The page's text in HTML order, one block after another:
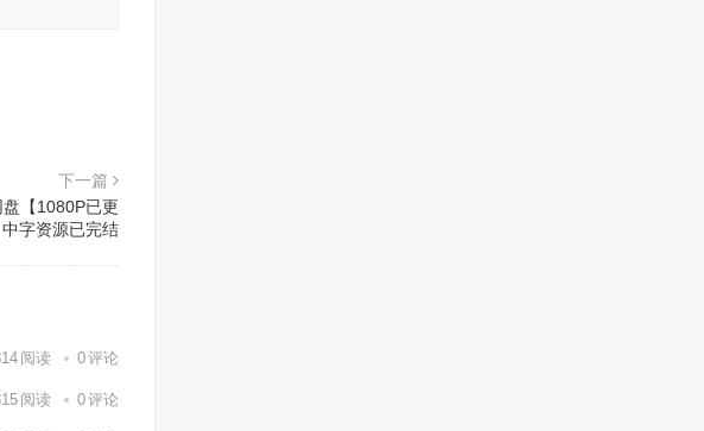
下一篇
盘【1080P已更
字资源已完结
阅读 0评论
阅读 0评论